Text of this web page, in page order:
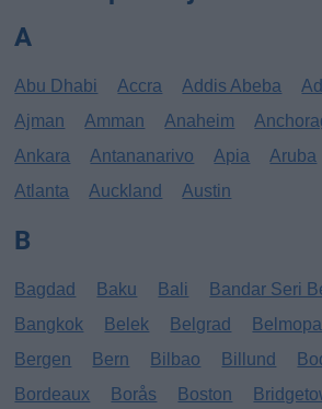
A
Abu Dhabi Accra Addis Abeba
Ajman
Amman Anaheim
Ankara
Antananarivo Apia Aruba
Atlanta
Auckland Austin
B
Bagdad Baku Bali
Bandar Seri
Bangkok
Belek Belgrad
Bergen
Bern Bilbao Billund
Bordeaux
Borås Boston